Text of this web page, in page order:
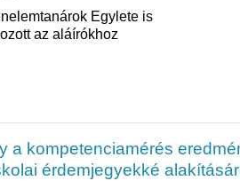
Egylete is
az aláírókhoz
a kompetenciamérés
érdemjegyekké